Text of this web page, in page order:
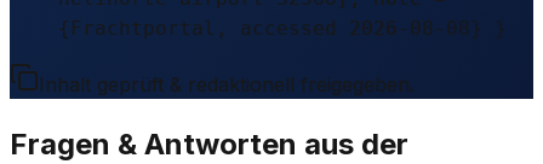
{Frachtportal, accessed 2026-08-08} }
Inhalt geprüft & redaktionell freigegeben.
Fragen & Antworten aus der